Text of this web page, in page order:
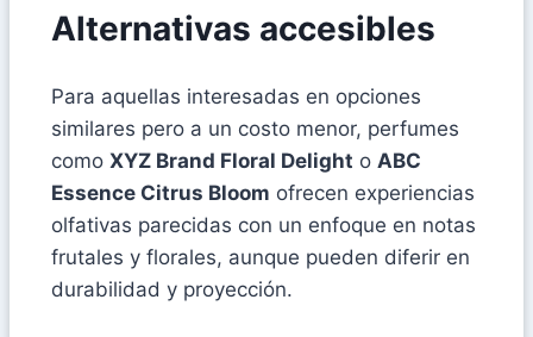
Alternativas accesibles
Para aquellas interesadas en opciones
similares pero a un costo menor, perfumes
como XYZ Brand Floral Delight o ABC
Essence Citrus Bloom ofrecen experiencias
olfativas parecidas con un enfoque en notas
frutales y florales, aunque pueden diferir en
durabilidad y proyección.